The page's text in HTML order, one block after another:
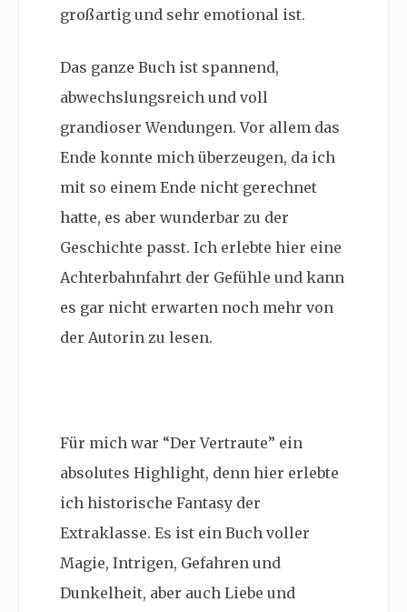
großartig und sehr emotional ist.
Das ganze Buch ist spannend,
abwechslungsreich und voll
grandioser Wendungen. Vor allem das
Ende konnte mich überzeugen, da ich
mit so einem Ende nicht gerechnet
hatte, es aber wunderbar zu der
Geschichte passt. Ich erlebte hier eine
Achterbahnfahrt der Gefühle und kann
es gar nicht erwarten noch mehr von
der Autorin zu lesen.
Für mich war “Der Vertraute” ein
absolutes Highlight, denn hier erlebte
ich historische Fantasy der
Extraklasse. Es ist ein Buch voller
Magie, Intrigen, Gefahren und
Dunkelheit, aber auch Liebe und